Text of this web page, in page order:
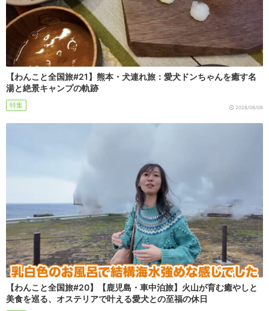
【わんこと全国旅#21】熊本・犬連れ旅：愛犬ドンちゃんを癒す名
湯と絶景キャンプの軌跡
特集 2026/08/08
【わんこと全国旅#20】【鹿児島・車中泊旅】火山が育む癒やしと
美食を巡る、オステリアで叶える愛犬との至福の休日